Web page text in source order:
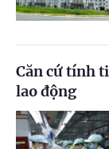
Căn cứ tính
lao động